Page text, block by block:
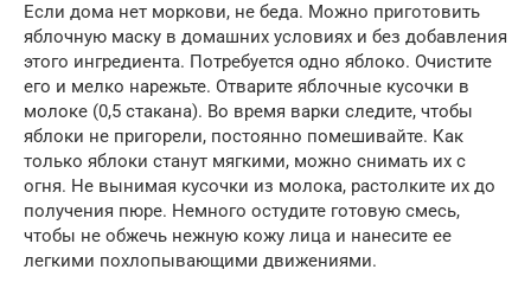
Если дома нет моркови, не беда. Можно приготовить
яблочную маску в домашних условиях и без добавления
этого ингредиента. Потребуется одно яблоко. Очистите
его и мелко нарежьте. Отварите яблочные кусочки в
молоке (0,5 стакана). Во время варки следите, чтобы
яблоки не пригорели, постоянно помешивайте. Как
только яблоки станут мягкими, можно снимать их с
огня. Не вынимая кусочки из молока, растолките их до
получения пюре. Немного остудите готовую смесь,
чтобы не обжечь нежную кожу лица и нанесите ее
легкими похлопывающими движениями.